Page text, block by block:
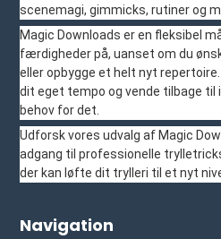
scenemagi, gimmicks, rutiner og
Magic Downloads er en fleksibel
færdigheder på, uanset om du
eller opbygge et helt nyt
dit eget tempo og vende tilbage til
behov for det.
Udforsk vores udvalg af Magic
adgang til professionelle
der kan løfte dit trylleri til et nyt
Navigation